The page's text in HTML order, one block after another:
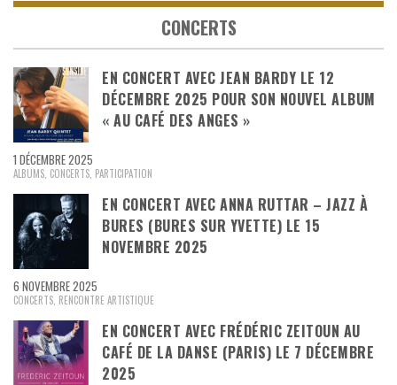
CONCERTS
EN CONCERT AVEC JEAN BARDY LE 12
DÉCEMBRE 2025 POUR SON NOUVEL ALBUM
« AU CAFÉ DES ANGES »
1 DÉCEMBRE 2025
ALBUMS CONCERTS PARTICIPATION
EN CONCERT AVEC ANNA RUTTAR – JAZZ À
BURES (BURES SUR YVETTE) LE 15
NOVEMBRE 2025
6 NOVEMBRE 2025
CONCERTS RENCONTRE ARTISTIQUE
EN CONCERT AVEC FRÉDÉRIC ZEITOUN AU
CAFÉ DE LA DANSE (PARIS) LE 7 DÉCEMBRE
2025